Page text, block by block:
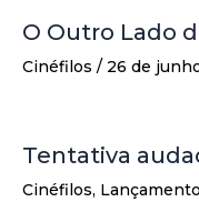
O Outro Lado
Cinéfilos / 26 de
Tentativa
Cinéfilos,